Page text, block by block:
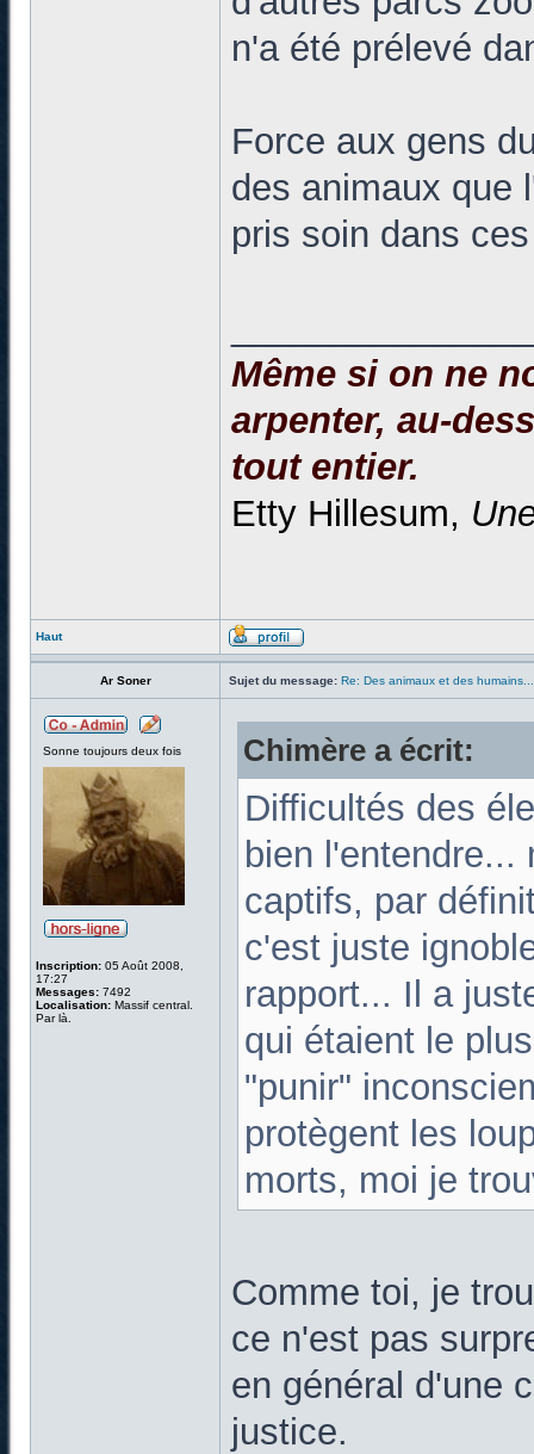
n'a été prélevé
Force aux gens
des animaux que
pris soin dans
Même si on ne
arpenter, au-
tout entier.
Etty Hillesum,
Haut
Ar Soner Sujet du message: Re: Des animaux et des humains...
Sonne toujours deux fois
Inscription: 05 Août 2008,
17:27
Messages: 7492
Localisation: Massif central.
Par là.
Chimère a écrit:
Difficultés des
bien l'entendre...
captifs, par
c'est juste
rapport... Il a
qui étaient le
"punir"
protègent les
morts, moi je
Comme toi, je
ce n'est pas
en général d'une
justice.